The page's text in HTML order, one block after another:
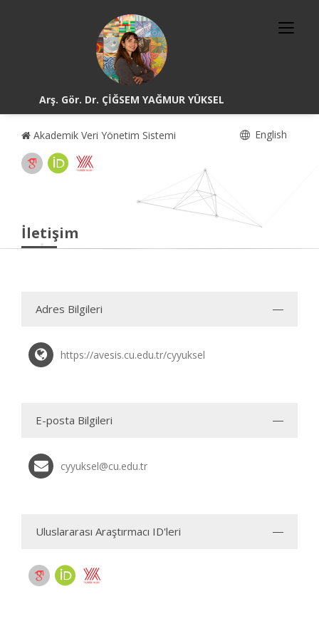
Arş. Gör. Dr. ÇİĞSEM YAĞMUR YÜKSEL
Akademik Veri Yönetim Sistemi English
İletişim
Adres Bilgileri
https://avesis.cu.edu.tr/cyyuksel
E-posta Bilgileri
cyyuksel@cu.edu.tr
Uluslararası Araştırmacı ID'leri